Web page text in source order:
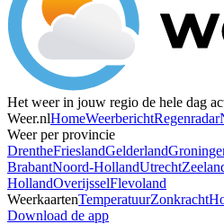
Het weer in jouw regio de hele dag
Weer.nlHomeWeerberichtRegenradar
Weer per provincie
DrentheFrieslandGelderland
BrabantNoord-HollandUtrecht
HollandOverijsselFlevoland
WeerkaartenTemperatuurZonkracht
Download de app